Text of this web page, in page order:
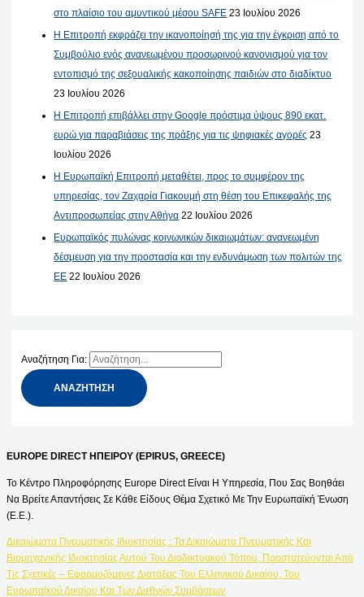
στο πλαίσιο του αμυντικού μέσου SAFE 23 Ιουλίου 2026
Η Επιτροπή εκφράζει την ικανοποίησή της για την έγκριση από το
Συμβούλιο ενός ανανεωμένου προσωρινού κανονισμού για τον
εντοπισμό της σεξουαλικής κακοποίησης παιδιών στο διαδίκτυο
23 Ιουλίου 2026
Η Επιτροπή επιβάλλει στην Google πρόστιμα ύψους 890 εκατ.
ευρώ για παραβιάσεις της πράξης για τις ψηφιακές αγορές 23
Ιουλίου 2026
Η Ευρωπαϊκή Επιτροπή μεταθέτει, προς το συμφέρον της
υπηρεσίας, τον Ζαχαρία Γιακουμή στη θέση του Επικεφαλής της
Αντιπροσωπείας στην Αθήνα 22 Ιουλίου 2026
Ευρωπαϊκός πυλώνας κοινωνικών δικαιωμάτων: ανανεωμένη
δέσμευση για την προστασία και την ενδυνάμωση των πολιτών της
ΕΕ 22 Ιουλίου 2026
Αναζήτηση Για:
EUROPE DIRECT ΗΠΕΙΡΟΥ (EPIRUS, GREECE)
Το Κέντρο Πληροφόρησης Europe Direct Είναι Η Υπηρεσία, Που Σας Βοηθάει
Να Βρείτε Απαντήσεις Σε Κάθε Είδους Θέμα Σχετικό Με Την Ευρωπαϊκή Ένωση
(Ε.Ε.).
Δικαιώματα Πνευματικής Ιδιοκτησίας : Τα Δικαιώματα Πνευματικής Και
Βιομηχανικής Ιδιοκτησίας Αυτού Του Διαδικτυακού Τόπου, Προστατεύονται Από
Τις Σχετικές – Εφαρμοζόμενες Διατάξεις Του Ελληνικού Δικαίου, Του
Ευρωπαϊκού Δικαίου Και Των Διεθνών Συμβάσεων